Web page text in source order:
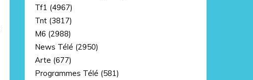
Tf1 (4967)
Tnt (3817)
M6 (2988)
News Télé (2950)
Arte (677)
Programmes Télé (581)